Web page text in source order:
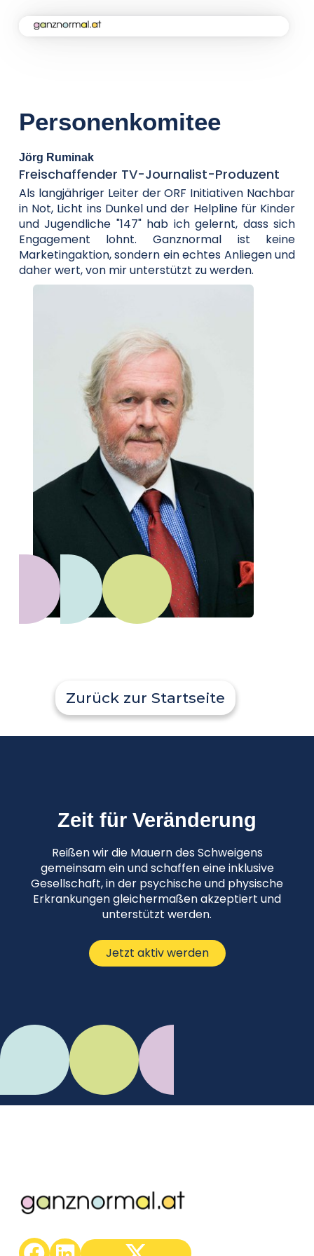
Aktuelles
Soforthilfe
Über uns
Personenkomitee
Jörg Ruminak
Freischaffender TV-Journalist-Produzent
Als langjähriger Leiter der ORF Initiativen Nachbar
in Not, Licht ins Dunkel und der Helpline für Kinder
und Jugendliche "147" hab ich gelernt, dass sich
Engagement lohnt. Ganznormal ist keine
Marketingaktion, sondern ein echtes Anliegen und
daher wert, von mir unterstützt zu werden.
Zurück zur Startseite
Zeit für Veränderung
Reißen wir die Mauern des Schweigens
gemeinsam ein und schaffen eine inklusive
Gesellschaft, in der psychische und physische
Erkrankungen gleichermaßen akzeptiert und
unterstützt werden.
Jetzt aktiv werden